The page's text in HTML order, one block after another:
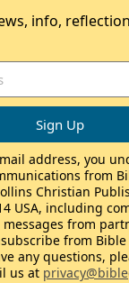
info,
address, you
from
Christian
USA, including
from
from Bible
any questions,
us at